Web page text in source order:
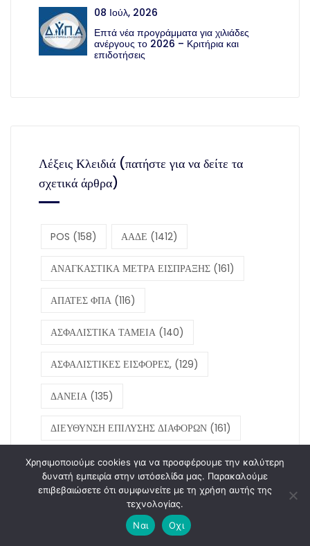
08 Ιούλ, 2026
Επτά νέα προγράμματα για χιλιάδες
ανέργους το 2026 – Κριτήρια και
επιδοτήσεις
Λέξεις Κλειδιά (πατήστε για να δείτε τα
σχετικά άρθρα)
POS (158) ΑΑΔΕ (1412)
ΑΝΑΓΚΑΣΤΙΚΑ ΜΕΤΡΑ ΕΙΣΠΡΑΞΗΣ (161)
ΑΠΑΤΕΣ ΦΠΑ (116)
ΑΣΦΑΛΙΣΤΙΚΑ ΤΑΜΕΙΑ (140)
ΑΣΦΑΛΙΣΤΙΚΕΣ ΕΙΣΦΟΡΕΣ, (129)
ΔΑΝΕΙΑ (135)
ΔΙΕΥΘΥΝΣΗ ΕΠΙΛΥΣΗΣ ΔΙΑΦΟΡΩΝ (161)
ΕΙΚΟΝΙΚΑ ΤΙΜΟΛΟΓΙΑ(108)
ΕΛΕΓΧΟΙ(1620) ΕΛΕΓΧΟΙ11 (347)
ΕΜΜΕΣΕΣ ΤΕΧΝΙΚΕΣ ΕΛΕΓΧΟΥ
Χρησιμοποιούμε cookies για να προσφέρουμε την καλύτερη
δυνατή εμπειρία στην ιστόσελίδα μας. Παρακαλούμε
επιβεβαιώσετε ότι συμφωνείτε με τη χρήση αυτής της
τεχνολογίας.
Ναι
Οχι